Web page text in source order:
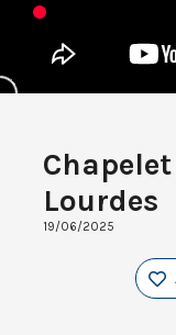
Lourdes
19/06/2025